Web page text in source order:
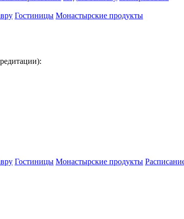
Гостиницы Монастырские продукты
Гостиницы Монастырские продукты